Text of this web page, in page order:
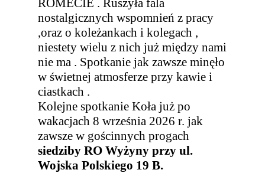
ROMECIE . Ruszyła fala
nostalgicznych wspomnień z pracy
,oraz o koleżankach i kolegach ,
niestety wielu z nich już między nami
nie ma . Spotkanie jak zawsze minęło
w świetnej atmosferze przy kawie i
ciastkach .
Kolejne spotkanie Koła już po
wakacjach 8 września 2026 r. jak
zawsze w gościnnych progach
siedziby RO Wyżyny przy ul.
Wojska Polskiego 19 B.